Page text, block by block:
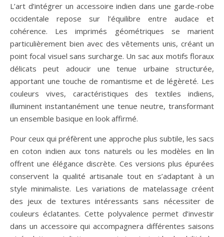
L’art d’intégrer un accessoire indien dans une garde-robe
occidentale repose sur l’équilibre entre audace et
cohérence. Les imprimés géométriques se marient
particulièrement bien avec des vêtements unis, créant un
point focal visuel sans surcharge. Un sac aux motifs floraux
délicats peut adoucir une tenue urbaine structurée,
apportant une touche de romantisme et de légèreté. Les
couleurs vives, caractéristiques des textiles indiens,
illuminent instantanément une tenue neutre, transformant
un ensemble basique en look affirmé.
Pour ceux qui préfèrent une approche plus subtile, les sacs
en coton indien aux tons naturels ou les modèles en lin
offrent une élégance discrète. Ces versions plus épurées
conservent la qualité artisanale tout en s’adaptant à un
style minimaliste. Les variations de matelassage créent
des jeux de textures intéressants sans nécessiter de
couleurs éclatantes. Cette polyvalence permet d’investir
dans un accessoire qui accompagnera différentes saisons